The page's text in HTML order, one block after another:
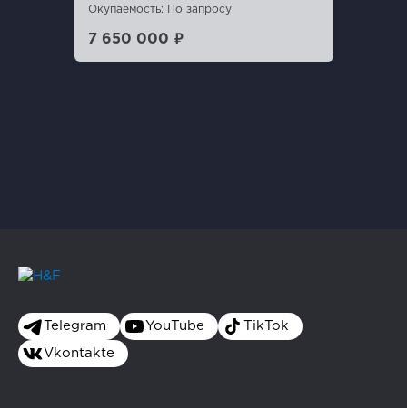
Окупаемость: По запросу
7 650 000 ₽
Telegram YouTube TikTok
Vkontakte